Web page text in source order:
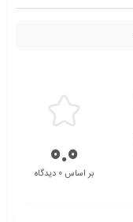
0.0
بر اساس 0 دیدگاه